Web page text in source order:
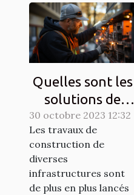
Quelles sont les
solutions de
sécurisation
d’un chantier ?
30 octobre 2023 12:32
Les travaux de
construction de
diverses
infrastructures sont
de plus en plus lancés